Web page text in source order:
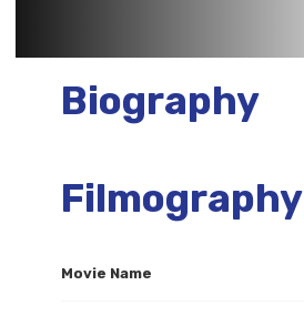
Biography
Filmography
Movie Name